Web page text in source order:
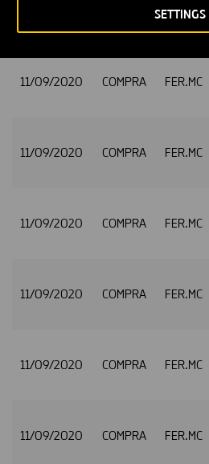
SETTINGS
FER.MC
11/09/2020 COMPRA FER.MC
11/09/2020 COMPRA FER.MC
11/09/2020 COMPRA FER.MC
11/09/2020 COMPRA FER.MC
11/09/2020 COMPRA FER.MC
11/09/2020 COMPRA FER.MC